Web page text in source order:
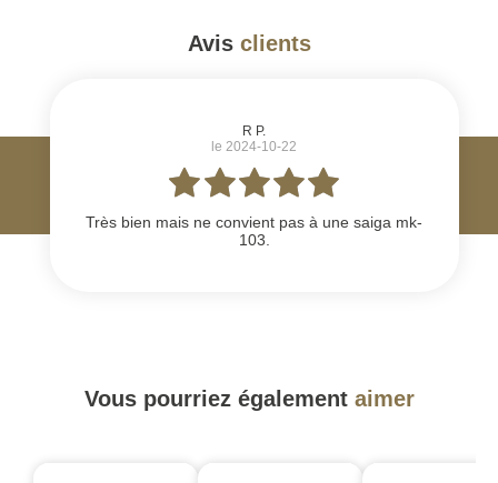
Avis clients
R P.
le 2024-10-22
Très bien mais ne convient pas à une saiga mk-
103.
Vous pourriez également aimer